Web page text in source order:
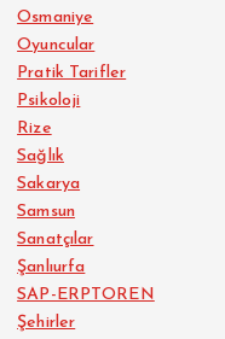
Osmaniye
Oyuncular
Pratik Tarifler
Psikoloji
Rize
Sağlık
Sakarya
Samsun
Sanatçılar
Şanlıurfa
SAP-ERPTOREN
Şehirler